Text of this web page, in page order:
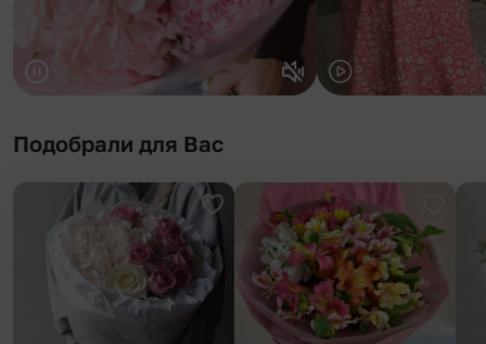
Подобрали для Вас
Добавить в избранное